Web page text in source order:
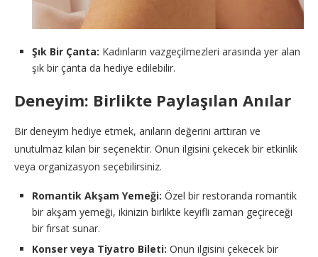
Şık Bir Çanta: Kadınların vazgeçilmezleri arasında yer alan
şık bir çanta da hediye edilebilir.
Deneyim: Birlikte Paylaşılan Anılar
Bir deneyim hediye etmek, anıların değerini arttıran ve
unutulmaz kılan bir seçenektir. Onun ilgisini çekecek bir etkinlik
veya organizasyon seçebilirsiniz.
Romantik Akşam Yemeği: Özel bir restoranda romantik
bir akşam yemeği, ikinizin birlikte keyifli zaman geçireceği
bir fırsat sunar.
Konser veya Tiyatro Bileti: Onun ilgisini çekecek bir